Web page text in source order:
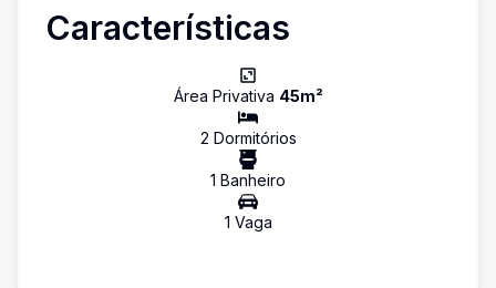
Características
Área Privativa 45m²
2 Dormitórios
1 Banheiro
1 Vaga